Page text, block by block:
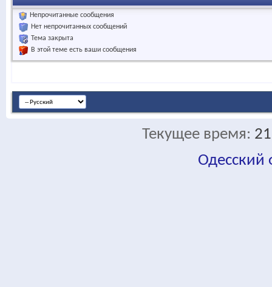
Непрочитанные сообщения
Нет непрочитанных сообщений
Тема закрыта
В этой теме есть ваши сообщения
Текущее время:
Одесский